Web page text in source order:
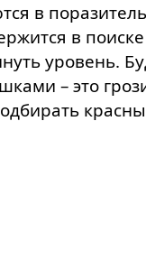
в
в поиске
уровень.
– это